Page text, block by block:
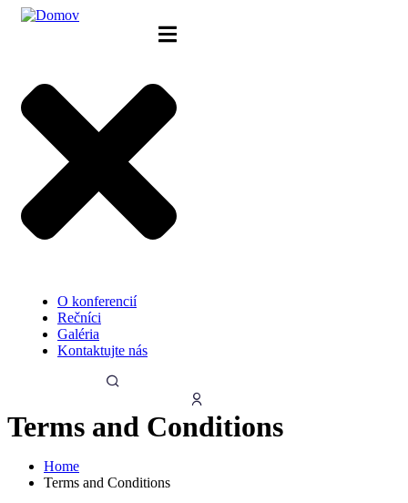
Skip
O konferencií
Rečníci
Galéria
Kontaktujte nás
Terms and Conditions
Home
Terms and Conditions